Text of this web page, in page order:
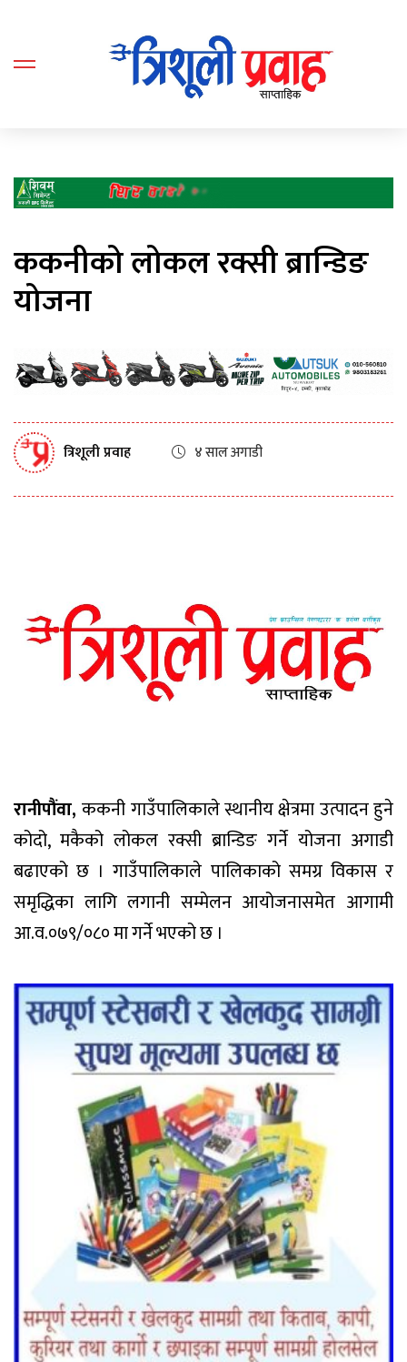
ककनीको लोकल रक्सी ब्रान्डिङ
योजना
त्रिशूली प्रवाह ४ साल अगाडी
रानीपौंवा,ककनी गाउँपालिकाले स्थानीय क्षेत्रमा उत्पादन हुने
कोदो, मकैको लोकल रक्सी ब्रान्डिङ गर्ने योजना अगाडी
बढाएको छ । गाउँपालिकाले पालिकाको समग्र विकास र
समृद्धिका लागि लगानी सम्मेलन आयोजनासमेत आगामी
आ.व.०७९/०८० मा गर्ने भएको छ ।